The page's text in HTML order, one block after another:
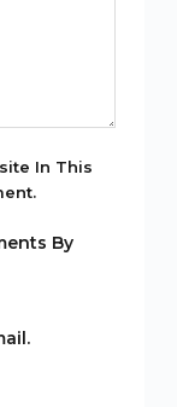
In This
By